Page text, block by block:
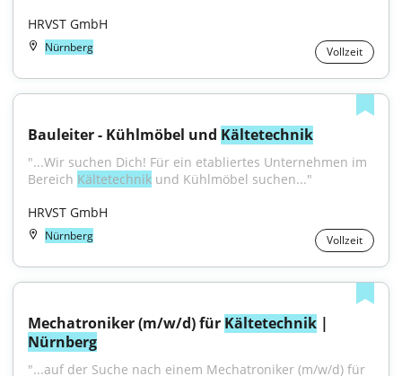
HRVST GmbH
Nürnberg Vollzeit
Bauleiter - Kühlmöbel und Kältetechnik
"...Wir suchen Dich! Für ein etabliertes Unternehmen im
Bereich Kältetechnik und Kühlmöbel suchen..."
HRVST GmbH
Nürnberg Vollzeit
Mechatroniker (m/w/d) für Kältetechnik
Nürnberg